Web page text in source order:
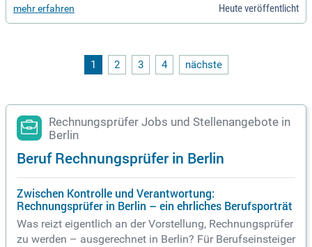
nd Wirtschaftsprüfer arbeiten.
mehr erfahren Heute veröffentlicht
1 2 3 4 nächste
Rechnungsprüfer Jobs und Stellenangebote in
Berlin
Beruf Rechnungsprüfer in Berlin
Zwischen Kontrolle und Verantwortung:
Rechnungsprüfer in Berlin – ein ehrliches Berufsporträt
Was reizt eigentlich an der Vorstellung, Rechnungsprüfer
zu werden – ausgerechnet in Berlin? Für Berufseinsteiger